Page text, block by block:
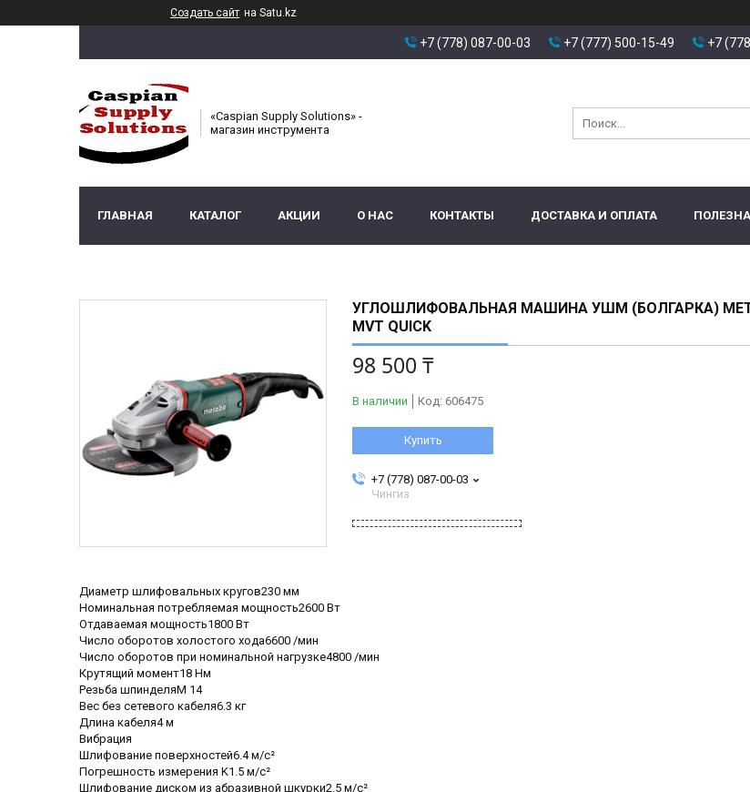
Создать сайт на Satu.kz
+7 (778) 087-00-03 +7 (777) 500-15-49 +7
«Caspian Supply Solutions» -
магазин инструмента
ГЛАВНАЯ КАТАЛОГ АКЦИИ О НАС КОНТАКТЫ ДОСТАВКА И ОПЛАТА
УГЛОШЛИФОВАЛЬНАЯ МАШИНА УШМ (БОЛГАРКА)
MVT QUICK
98 500 ₸
В наличии Код: 606475
Купить
+7 (778) 087-00-03
Чингиз
Диаметр шлифовальных кругов230 мм
Номинальная потребляемая мощность2600 Вт
Отдаваемая мощность1800 Вт
Число оборотов холостого хода6600 /мин
Число оборотов при номинальной нагрузке4800 /мин
Крутящий момент18 Нм
Резьба шпинделяM 14
Вес без сетевого кабеля6.3 кг
Длина кабеля4 м
Вибрация
Шлифование поверхностей6.4 м/с²
Погрешность измерения K1.5 м/с²
Шлифование диском из абразивной шкурки2.5 м/с²